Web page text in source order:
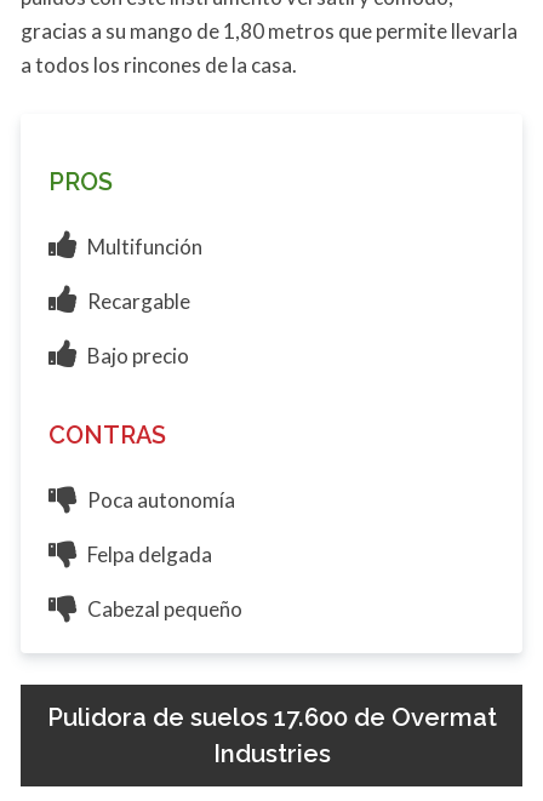
gracias a su mango de 1,80 metros que permite llevarla
a todos los rincones de la casa.
PROS
Multifunción
Recargable
Bajo precio
CONTRAS
Poca autonomía
Felpa delgada
Cabezal pequeño
Pulidora de suelos 17.600 de Overmat
Industries